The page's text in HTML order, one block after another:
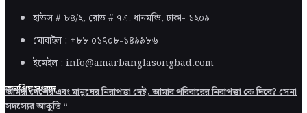
হাউস # ৮৪/২, রোড # ৭এ, ধানমন্ডি, ঢাকা- ১২০৯
মোবাইল : +৮৮ ০১৭০৮-১৪৯৯৮৬
ইমেইল : info@amarbanglasongbad.com
জনপ্রিয় সংবাদ
আমরা দেশের এবং মানুষের নিরাপত্তা দেই, আমার পরিবারের নিরাপত্তা কে দিবে? সেনা
সদস্যের আকুতি “